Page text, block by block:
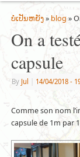
ບໍ່ເປັນຫຍັງ» blog »
On a
capsule
By Jul 14/04/2018 -
Comme son nom
capsule de 1m par